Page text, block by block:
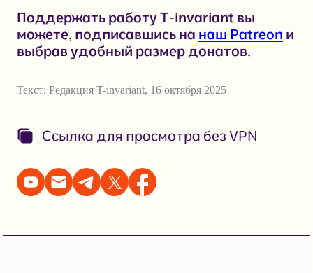
Поддержать работу T-invariant вы
можете, подписавшись на наш Patreon и
выбрав удобный размер донатов.
Текст: Редакция T-invariant, 16 октября 2025
Ссылка для просмотра без VPN